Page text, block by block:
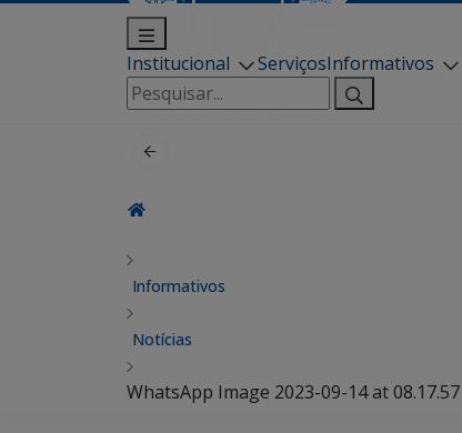
Institucional ServiçosInformativos
Pesquisar
por:
Informativos
Notícias
WhatsApp Image 2023-09-14 at 08.17.57